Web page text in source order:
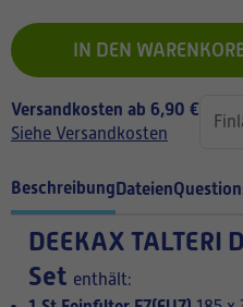
IN DEN
Versandkosten ab 6,90 €
Siehe Versandkosten
BeschreibungDateien
DEEKAX
Set enthält: